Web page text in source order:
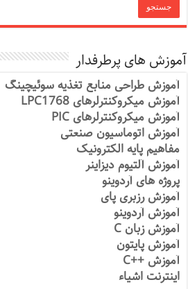
آموزش های پرطرفدار
آموزش طراحی منابع تغذیه سوئیچینگ
آموزش میکروکنترلرهای LPC1768
آموزش میکروکنترلرهای PIC
آموزش اتوماسیون صنعتی
مفاهیم پایه الکترونیک
آموزش آلتیوم دیزاینر
پروژه های آردوینو
آموزش رزبری پای
آموزش آردوینو
آموزش زبان C
آموزش پایتون
آموزش ++C
اینترنت اشیاء